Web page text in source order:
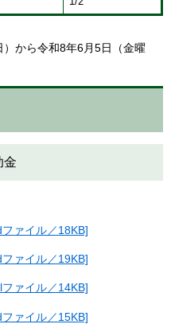
から令和8年6月5日（金曜
金
ァイル／18KB]
ァイル／19KB]
ァイル／14KB]
ファイル／15KB]